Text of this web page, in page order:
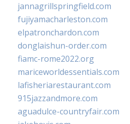
jannagrillspringfield.com
fujiyamacharleston.com
elpatronchardon.com
donglaishun-order.com
fiamc-rome2022.org
mariceworldessentials.com
lafisheriarestaurant.com
915jazzandmore.com
aguadulce-countryfair.com